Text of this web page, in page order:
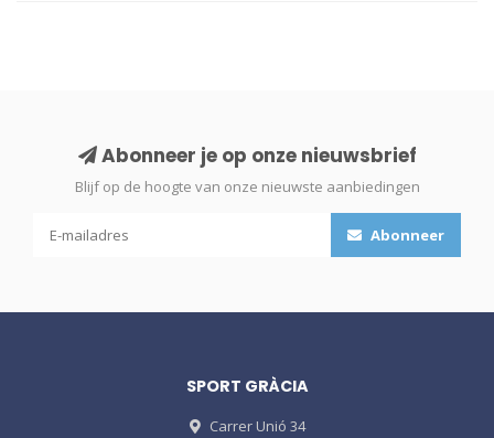
Abonneer je op onze nieuwsbrief
Blijf op de hoogte van onze nieuwste aanbiedingen
Abonneer
SPORT GRÀCIA
Carrer Unió 34